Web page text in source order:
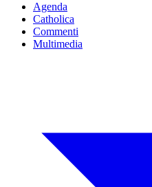
Agenda
Catholica
Commenti
Multimedia